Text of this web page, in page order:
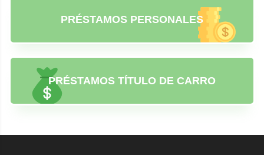
PRÉSTAMOS PERSONALES
PRÉSTAMOS TÍTULO DE CARRO